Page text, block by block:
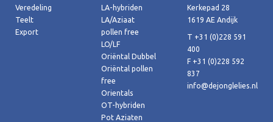
Veredeling
Teelt
Export
LA-hybriden
LA/Aziaat
pollen free
LO/LF
Oriëntal Dubbel
Oriëntal pollen
free
Orientals
OT-hybriden
Pot Aziaten
Kerkepad 28
1619 AE Andijk
T +31 (0)228 591
400
F +31 (0)228 592
837
info@dejonglelies.nl